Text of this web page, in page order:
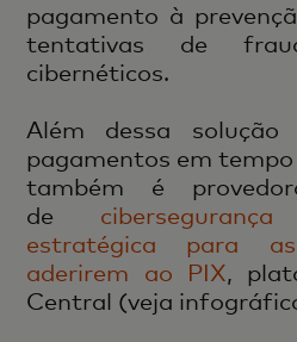
pagamento à
tentativas de
cibernéticos.
Além dessa solução
pagamentos em
também é
de
estratégica para
aderirem ao PIX,
Central (veja